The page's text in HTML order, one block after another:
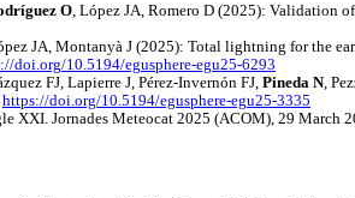
O, López JA, Romero D (2025): Validation
JA, Montanyà J (2025): Total lightning for the
doi.org/10.5194/egusphere-egu25-6293
FJ, Lapierre J, Pérez-Invernón FJ, Pineda N,
https://doi.org/10.5194/egusphere-egu25-3335
XXI. Jornades Meteocat 2025 (ACOM), 29 March